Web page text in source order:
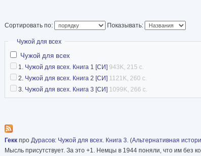
Сортировать по: Показывать:
Скрыть
Чужой для всех
Чужой для всех
1. Чужой для всех. Книга 1 [СИ] 943K, 215 с.
2. Чужой для всех. Книга 2 [СИ] 1121K, 260 с.
3. Чужой для всех. Книга 3 [СИ] 1099K, 266 с.
Гекк про Дурасов: Чужой для всех. Книга 3. (Альтернативная
Мысль присутствует. За это +1. Немцы в 1944 поняли, что им без